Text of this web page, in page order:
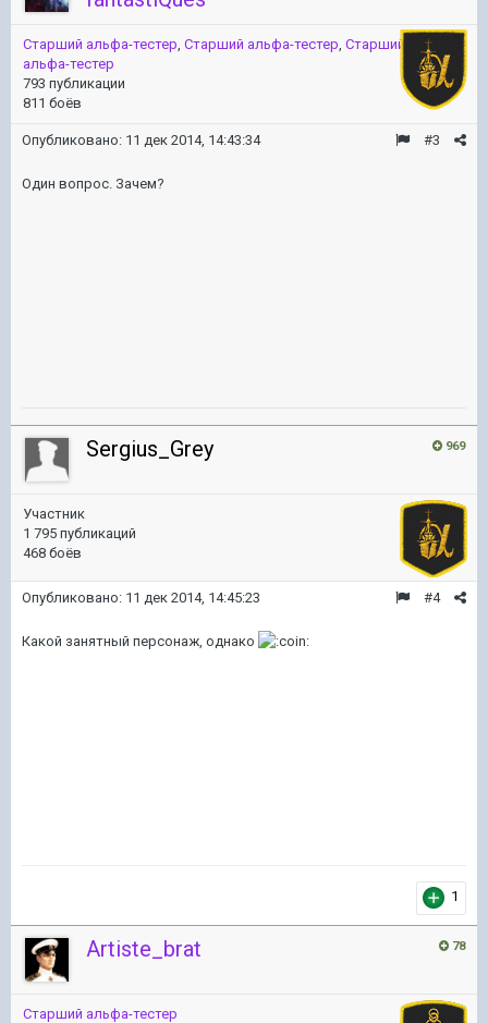
Старший альфа-тестер Старший альфа-тестер Старший
альфа-тестер
793 публикации
811 боёв
#3
Опубликовано: 11 дек 2014, 14:43:34
Один вопрос. Зачем?
969
Sergius_Grey
Участник
1 795 публикаций
468 боёв
#4
Опубликовано: 11 дек 2014, 14:45:23
Какой занятный персонаж, однако
1
78
Artiste_brat
Старший альфа-тестер